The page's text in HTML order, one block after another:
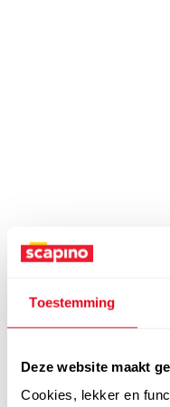
Toestemming
Deze website maakt
Cookies, lekker en